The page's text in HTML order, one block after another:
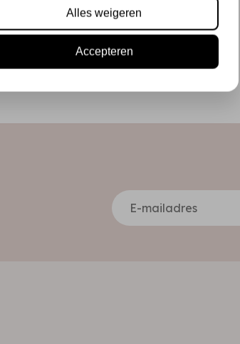
Alles weigeren
Accepteren